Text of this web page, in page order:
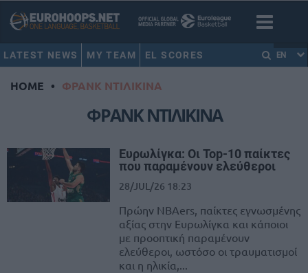
LATEST NEWS MY TEAM EL SCORES EN
HOME • ΦΡΑΝΚ ΝΤΙΛΙΚΙΝΑ
ΦΡΑΝΚ ΝΤΙΛΙΚΙΝΑ
Ευρωλίγκα: Οι Top-10 παίκτες
που παραμένουν ελεύθεροι
28/JUL/26 18:23
Πρώην NBAers, παίκτες εγνωσμένης
αξίας στην Ευρωλίγκα και κάποιοι
με προοπτική παραμένουν
ελεύθεροι, ωστόσο οι τραυματισμοί
και η ηλικία,...